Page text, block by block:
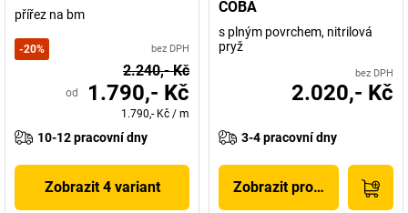
přířez na bm
-20% bez DPH
2.240,- Kč
od 1.790,- Kč
1.790,- Kč / m
10-12 pracovní dny
Zobrazit 4 variant
COBA
s plným povrchem, nitrilová
pryž
bez DPH
2.020,- Kč
3-4 pracovní dny
Zobrazit produkt